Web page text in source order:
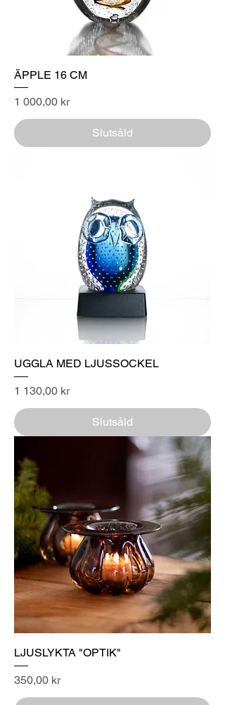
ÄPPLE 16 CM
Pris
1 000,00 kr
Slutsåld
UGGLA MED LJUSSOCKEL
Pris
1 130,00 kr
Slutsåld
LJUSLYKTA "OPTIK"
Pris
350,00 kr